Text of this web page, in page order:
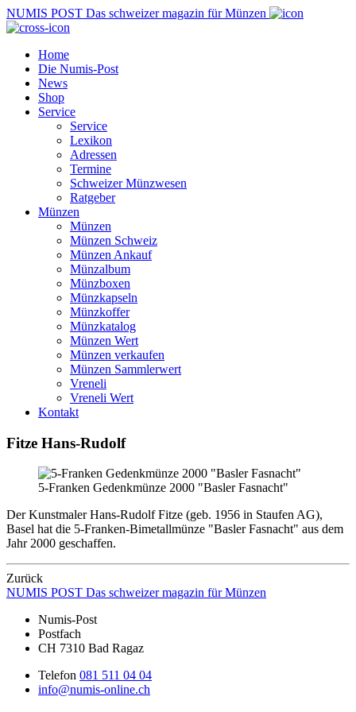
NUMIS POST Das schweizer magazin für Münzen
Home
Die Numis-Post
News
Shop
Service
Service
Lexikon
Adressen
Termine
Schweizer Münzwesen
Ratgeber
Münzen
Münzen
Münzen Schweiz
Münzen Ankauf
Münzalbum
Münzboxen
Münzkapseln
Münzkoffer
Münzkatalog
Münzen Wert
Münzen verkaufen
Münzen Sammlerwert
Vreneli
Vreneli Wert
Kontakt
Fitze Hans-Rudolf
5-Franken Gedenkmünze 2000 "Basler Fasnacht"
Der Kunstmaler Hans-Rudolf Fitze (geb. 1956 in Staufen AG),
Basel hat die 5-Franken-Bimetallmünze "Basler Fasnacht" aus dem
Jahr 2000 geschaffen.
Zurück
NUMIS POST Das schweizer magazin für Münzen
Numis-Post
Postfach
CH 7310 Bad Ragaz
Telefon 081 511 04 04
info@numis-online.ch